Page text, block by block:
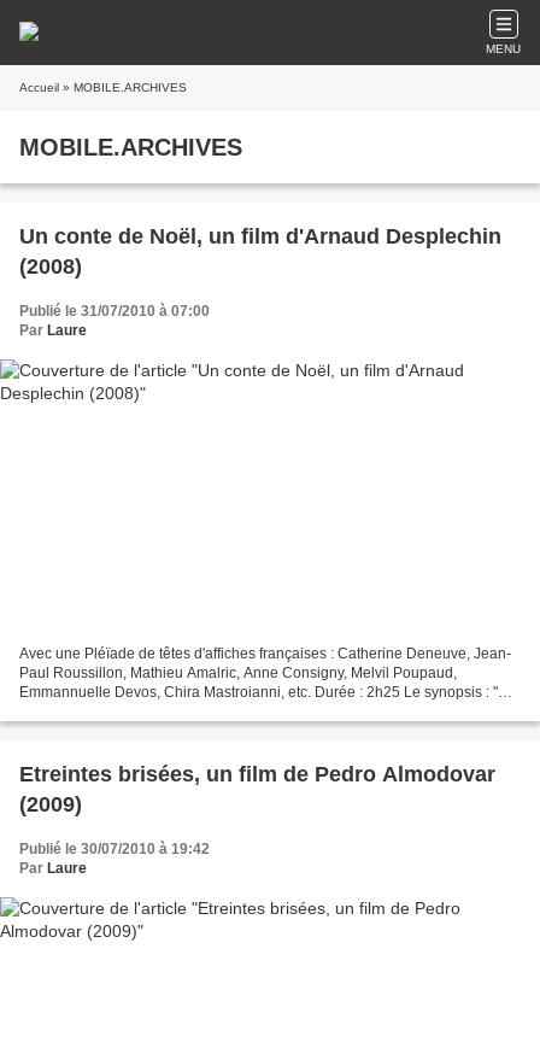
MENU
Accueil » MOBILE.ARCHIVES
MOBILE.ARCHIVES
Un conte de Noël, un film d'Arnaud Desplechin
(2008)
Publié le 31/07/2010 à 07:00
Par Laure
Avec une Pléïade de têtes d'affiches françaises : Catherine Deneuve, Jean-
Paul Roussillon, Mathieu Amalric, Anne Consigny, Melvil Poupaud,
Emmannuelle Devos, Chira Mastroianni, etc. Durée : 2h25 Le synopsis : "À
Etreintes brisées, un film de Pedro Almodovar
(2009)
Publié le 30/07/2010 à 19:42
Par Laure